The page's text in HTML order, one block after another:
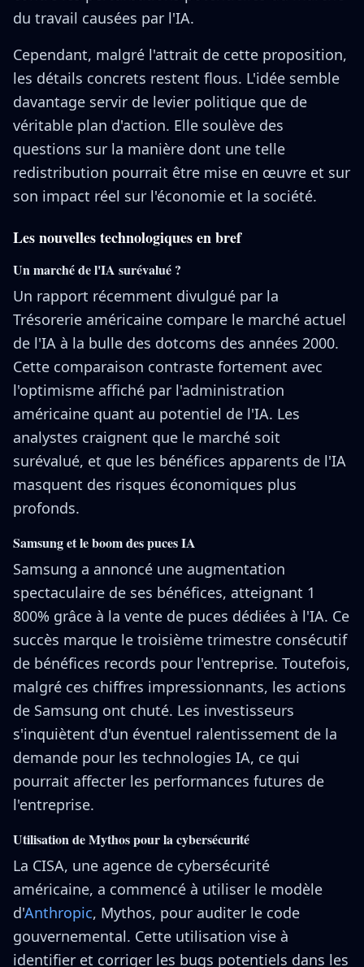
du travail causées par l'IA.
Cependant, malgré l'attrait de cette proposition,
les détails concrets restent flous. L'idée semble
davantage servir de levier politique que de
véritable plan d'action. Elle soulève des
questions sur la manière dont une telle
redistribution pourrait être mise en œuvre et sur
son impact réel sur l'économie et la société.
Les nouvelles technologiques en bref
Un marché de l'IA surévalué ?
Un rapport récemment divulgué par la
Trésorerie américaine compare le marché actuel
de l'IA à la bulle des dotcoms des années 2000.
Cette comparaison contraste fortement avec
l'optimisme affiché par l'administration
américaine quant au potentiel de l'IA. Les
analystes craignent que le marché soit
surévalué, et que les bénéfices apparents de l'IA
masquent des risques économiques plus
profonds.
Samsung et le boom des puces IA
Samsung a annoncé une augmentation
spectaculaire de ses bénéfices, atteignant 1
800% grâce à la vente de puces dédiées à l'IA. Ce
succès marque le troisième trimestre consécutif
de bénéfices records pour l'entreprise. Toutefois,
malgré ces chiffres impressionnants, les actions
de Samsung ont chuté. Les investisseurs
s'inquiètent d'un éventuel ralentissement de la
demande pour les technologies IA, ce qui
pourrait affecter les performances futures de
l'entreprise.
Utilisation de Mythos pour la cybersécurité
La CISA, une agence de cybersécurité
américaine, a commencé à utiliser le modèle
d'Anthropic, Mythos, pour auditer le code
gouvernemental. Cette utilisation vise à
identifier et corriger les bugs potentiels dans les